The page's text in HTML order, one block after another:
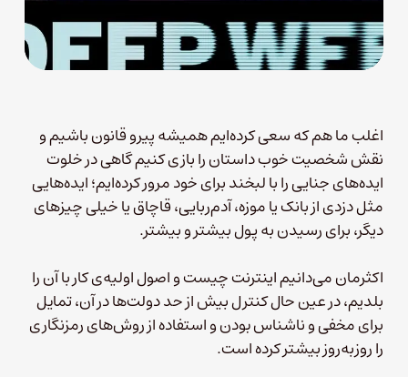
اغلب ما هم که سعی کرده‌ایم همیشه پیرو قانون باشیم و
نقش شخصیت خوب داستان را بازی کنیم گاهی در خلوت
ایده‌های جنایی را با لبخند برای خود مرور کرده‌ایم؛ ایده‌هایی
مثل دزدی از بانک یا موزه، آدم‌ربایی، قاچاق یا خیلی چیزهای
دیگر، برای رسیدن به پول بیشتر و بیشتر.
اکثرمان می‌دانیم اینترنت چیست و اصول اولیه‌ی کار با آن را
بلدیم، در عین حال کنترل بیش از حد دولت‌ها در آن، تمایل
برای مخفی و ناشناس بودن و استفاده از روش‌های رمزنگاری
را روزبه‌روز بیشتر کرده است.